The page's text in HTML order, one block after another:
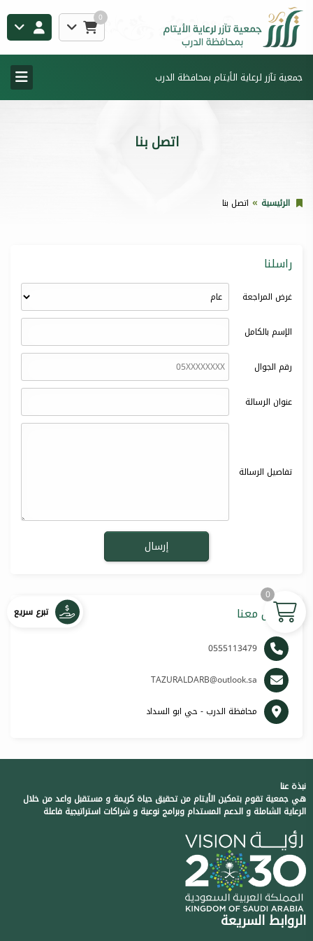
0
جمعية تآزر لرعاية الأيتام بمحافظة الدرب
اتصل بنا
الرئيسية اتصل بنا
راسلنا
غرض المراجعة
الإسم بالكامل
رقم الجوال
عنوان الرسالة
تفاصيل الرسالة
تواصل معنا
0555113479
TAZURALDARB@outlook.sa
محافظة الدرب - حي ابو السداد
نبذة عنا
هي جمعية تقوم بتمكين الأيتام من تحقيق حياة كريمة و مستقبل واعد من خلال
الرعاية الشاملة و الدعم المستدام وبرامج نوعية و شراكات استراتيجية فاعلة
الروابط السريعة
تبرع سريع
0